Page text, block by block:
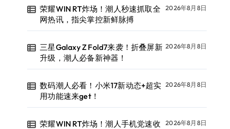
荣耀WIN RT炸场！潮人秒速抓取全
网热讯，指尖掌控新鲜脉搏
2026年8月8日
三星Galaxy Z Fold7来袭！折叠屏新
升级，潮人必备新神器！
2026年8月8日
数码潮人必看！小米17新动态+超实
用功能速来get！
2026年8月8日
荣耀WIN RT炸场！潮人手机党速收
2026年8月8日